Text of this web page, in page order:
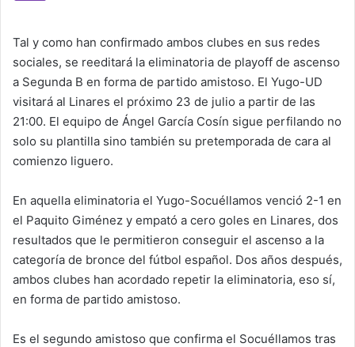
Tal y como han confirmado ambos clubes en sus redes
sociales, se reeditará la eliminatoria de playoff de ascenso
a Segunda B en forma de partido amistoso. El Yugo-UD
visitará al Linares el próximo 23 de julio a partir de las
21:00. El equipo de Ángel García Cosín sigue perfilando no
solo su plantilla sino también su pretemporada de cara al
comienzo liguero.
En aquella eliminatoria el Yugo-Socuéllamos venció 2-1 en
el Paquito Giménez y empató a cero goles en Linares, dos
resultados que le permitieron conseguir el ascenso a la
categoría de bronce del fútbol español. Dos años después,
ambos clubes han acordado repetir la eliminatoria, eso sí,
en forma de partido amistoso.
Es el segundo amistoso que confirma el Socuéllamos tras